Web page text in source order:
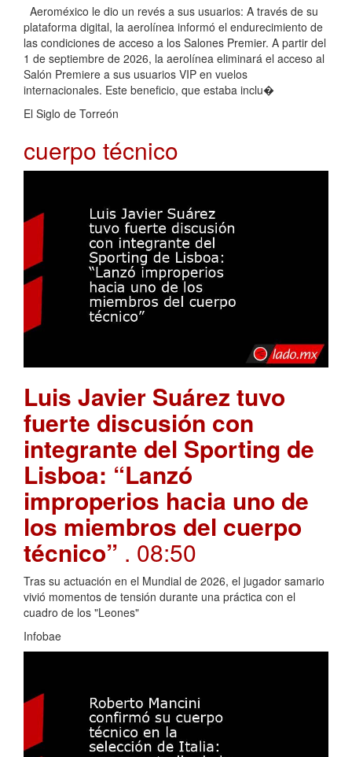
Aeroméxico le dio un revés a sus usuarios: A través de su
plataforma digital, la aerolínea informó el endurecimiento de
las condiciones de acceso a los Salones Premier. A partir del
1 de septiembre de 2026, la aerolínea eliminará el acceso al
Salón Premiere a sus usuarios VIP en vuelos
internacionales. Este beneficio, que estaba inclu�
El Siglo de Torreón
cuerpo técnico
Luis Javier Suárez tuvo
fuerte discusión con
integrante del Sporting de
Lisboa: “Lanzó
improperios hacia uno de
los miembros del cuerpo
técnico” . 08:50
Tras su actuación en el Mundial de 2026, el jugador samario
vivió momentos de tensión durante una práctica con el
cuadro de los "Leones"
Infobae